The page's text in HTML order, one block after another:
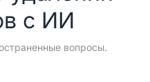
с ИИ
вопросы.